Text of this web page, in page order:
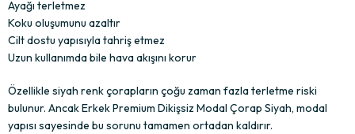
Ayağı terletmez
Koku oluşumunu azaltır
Cilt dostu yapısıyla tahriş etmez
Uzun kullanımda bile hava akışını korur
Özellikle siyah renk çorapların çoğu zaman fazla terletme riski
bulunur. Ancak Erkek Premium Dikişsiz Modal Çorap Siyah, modal
yapısı sayesinde bu sorunu tamamen ortadan kaldırır.